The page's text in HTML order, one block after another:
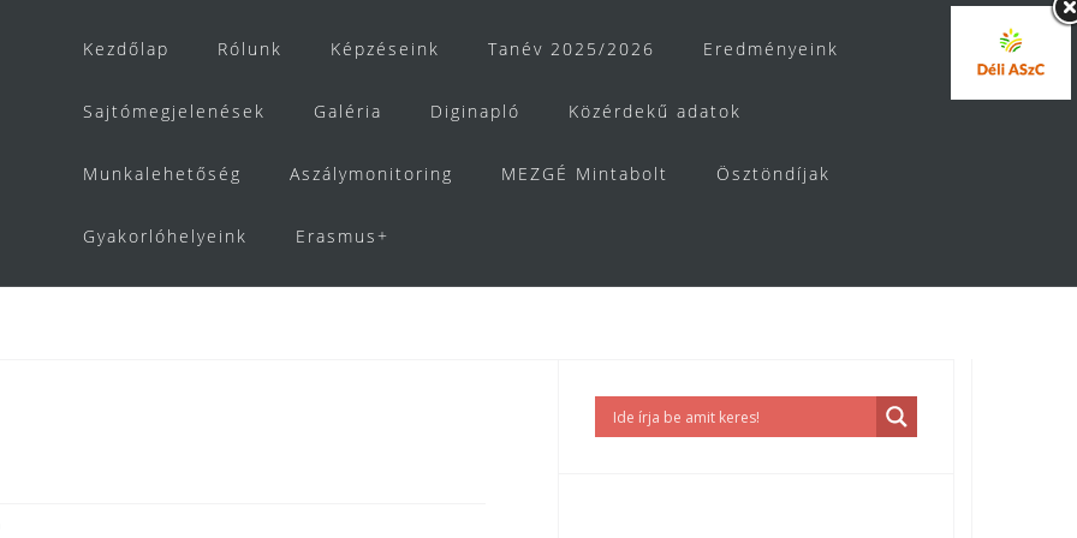
Kezdőlap Rólunk Képzéseink Tanév 2025/2026 Eredményeink
Sajtómegjelenések Galéria Diginapló Közérdekű adatok
Munkalehetőség Aszálymonitoring MEZGÉ Mintabolt Ösztöndíjak
Gyakorlóhelyeink Erasmus+